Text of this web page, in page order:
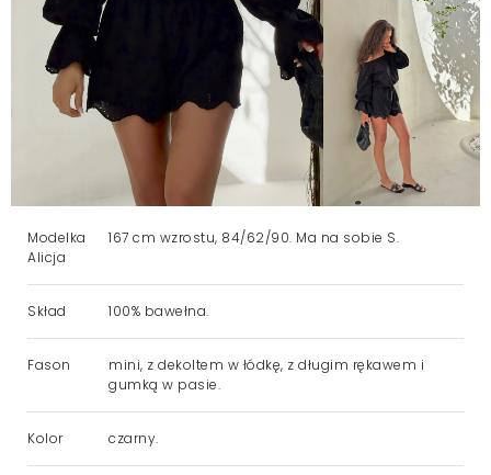
Modelka
Alicja
167 cm wzrostu, 84/62/90. Ma na sobie S.
Skład 100% bawełna.
Fason
mini, z dekoltem w łódkę, z długim rękawem i
gumką w pasie.
Kolor czarny.